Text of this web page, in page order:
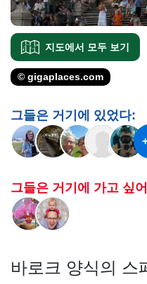
지도에서 모두 보기
© gigaplaces.com
그들은 거기에 있었다:
그들은 거기에 가고 싶
바로크 양식의 스